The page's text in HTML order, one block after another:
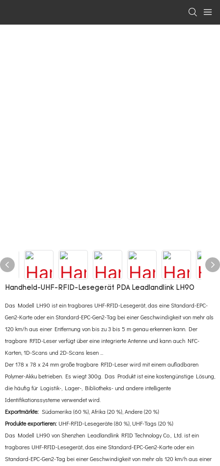
Handheld-UHF-RFID-Lesegerät PDA Leadlandlink LH90
Das Modell LH90 ist ein tragbares UHF-RFID-Lesegerät, das eine Standard-EPC-
Gen2-Karte oder ein Standard-EPC-Gen2-Tag bei einer Geschwindigkeit von mehr als
120 km/h aus einer Entfernung von bis zu 3 bis 5 m genau erkennen kann. Der
tragbare RFID-Leser verfügt über eine integrierte Antenne und kann auch NFC-
Karten, 1D-Scans und 2D-Scans lesen ...
Der 178 x 78 x 24 mm große tragbare RFID-Leser wird mit einem aufladbaren
Polymer-Akku betrieben. Es wiegt 300g. Das Produkt ist eine kostengünstige Lösung,
die häufig für Logistik-, Lager-, Bibliotheks- und andere intelligente
Identifikationssysteme verwendet wird.
Exportmärkte: Südamerika (60 %), Afrika (20 %), Andere (20 %)
Produkte exportieren: UHF-RFID-Lesegeräte (80 %), UHF-Tags (20 %)
Das Modell LH90 von Shenzhen Leadlandlink RFID Technology Co., Ltd. ist ein
tragbares UHF-RFID-Lesegerät, das eine Standard-EPC-Gen2-Karte oder ein
Standard-EPC-Gen2-Tag bei einer Geschwindigkeit von mehr als 120 km/h aus einer